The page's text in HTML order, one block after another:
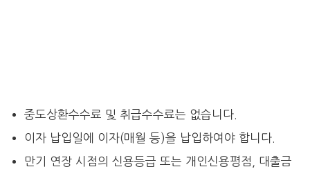
중도상환수수료 및 취급수수료는 없습니다.
이자 납입일에 이자(매월 등)을 납입하여야 합니다.
만기 연장 시점의 신용등급 또는 개인신용평점, 대출금